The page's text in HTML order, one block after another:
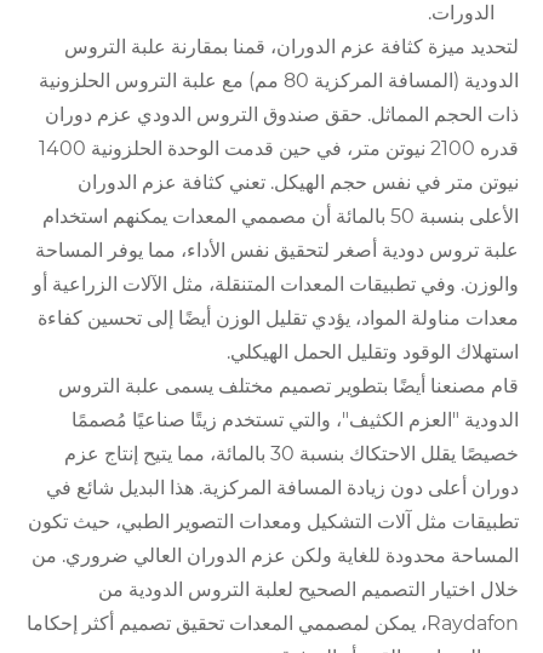
الدورات.
لتحديد ميزة كثافة عزم الدوران، قمنا بمقارنة علبة التروس
الدودية (المسافة المركزية 80 مم) مع علبة التروس الحلزونية
ذات الحجم المماثل. حقق صندوق التروس الدودي عزم دوران
قدره 2100 نيوتن متر، في حين قدمت الوحدة الحلزونية 1400
نيوتن متر في نفس حجم الهيكل. تعني كثافة عزم الدوران
الأعلى بنسبة 50 بالمائة أن مصممي المعدات يمكنهم استخدام
علبة تروس دودية أصغر لتحقيق نفس الأداء، مما يوفر المساحة
والوزن. وفي تطبيقات المعدات المتنقلة، مثل الآلات الزراعية أو
معدات مناولة المواد، يؤدي تقليل الوزن أيضًا إلى تحسين كفاءة
استهلاك الوقود وتقليل الحمل الهيكلي.
قام مصنعنا أيضًا بتطوير تصميم مختلف يسمى علبة التروس
الدودية "العزم الكثيف"، والتي تستخدم زيتًا صناعيًا مُصممًا
خصيصًا يقلل الاحتكاك بنسبة 30 بالمائة، مما يتيح إنتاج عزم
دوران أعلى دون زيادة المسافة المركزية. هذا البديل شائع في
تطبيقات مثل آلات التشكيل ومعدات التصوير الطبي، حيث تكون
المساحة محدودة للغاية ولكن عزم الدوران العالي ضروري. من
خلال اختيار التصميم الصحيح لعلبة التروس الدودية من
Raydafon، يمكن لمصممي المعدات تحقيق تصميم أكثر إحكاما